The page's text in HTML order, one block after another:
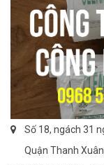
Số 18, ngách 31
Quận Thanh